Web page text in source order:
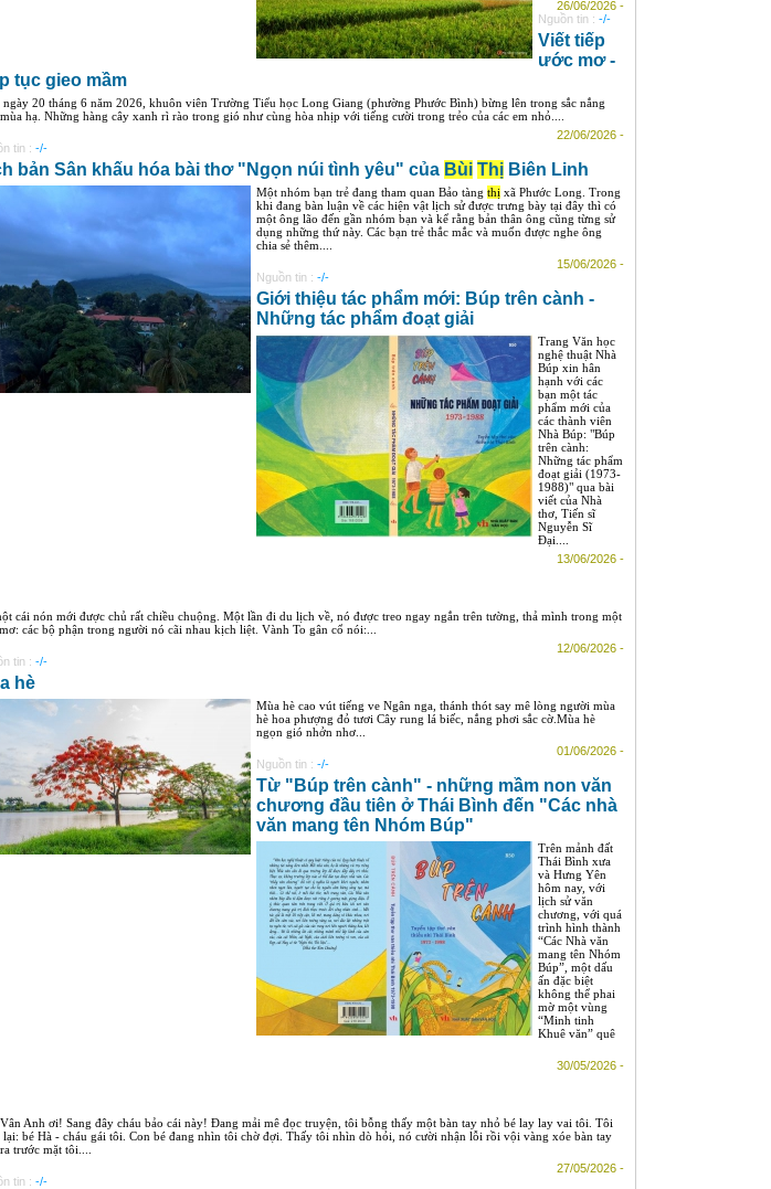
26/06/2026 -
Nguồn tin : -/-
Viết tiếp
ước mơ -
tục gieo mầm
ngày 20 tháng 6 năm 2026, khuôn viên Trường Tiểu học Long Giang (phường Phước Bình) bừng lên trong sắc nắng
hạ. Những hàng cây xanh rì rào trong gió như cùng hòa nhịp với tiếng cười trong trẻo của các em nhỏ....
22/06/2026 -
tin : -/-
bản Sân khấu hóa bài thơ "Ngọn núi tình yêu" của Bùi Thị Biên Linh
Một nhóm bạn trẻ đang tham quan Bảo tàng thị xã Phước Long. Trong
khi đang bàn luận về các hiện vật lịch sử được trưng bày tại đây thì có
một ông lão đến gần nhóm bạn và kể rằng bản thân ông cũng từng sử
dụng những thứ này. Các bạn trẻ thắc mắc và muốn được nghe ông
chia sẻ thêm....
15/06/2026 -
Nguồn tin : -/-
Giới thiệu tác phẩm mới: Búp trên cành -
Những tác phẩm đoạt giải
Trang Văn học
nghệ thuật Nhà
Búp xin hân
hạnh với các
bạn một tác
phẩm mới của
các thành viên
Nhà Búp: "Búp
trên cành:
Những tác phẩm
đoạt giải (1973-
1988)" qua bài
viết của Nhà
thơ, Tiến sĩ
Nguyễn Sĩ
Đại....
13/06/2026 -
cái nón mới được chủ rất chiều chuộng. Một lần đi du lịch về, nó được treo ngay ngắn trên tường, thả mình trong một
các bộ phận trong người nó cãi nhau kịch liệt. Vành To gân cổ nói:...
12/06/2026 -
tin : -/-
hè
Mùa hè cao vút tiếng ve Ngân nga, thánh thót say mê lòng người mùa
hè hoa phượng đỏ tươi Cây rung lá biếc, nắng phơi sắc cờ.Mùa hè
ngọn gió nhởn nhơ...
01/06/2026 -
Nguồn tin : -/-
Từ "Búp trên cành" - những mầm non văn
chương đầu tiên ở Thái Bình đến "Các nhà
văn mang tên Nhóm Búp"
Trên mảnh đất
Thái Bình xưa
và Hưng Yên
hôm nay, với
lịch sử văn
chương, với quá
trình hình thành
“Các Nhà văn
mang tên Nhóm
Búp”, một dấu
ấn đặc biệt
không thể phai
mờ một vùng
“Minh tinh
Khuê văn” quê
30/05/2026 -
Anh ơi! Sang đây cháu bảo cái này! Đang mải mê đọc truyện, tôi bỗng thấy một bàn tay nhỏ bé lay lay vai tôi. Tôi
lại: bé Hà - cháu gái tôi. Con bé đang nhìn tôi chờ đợi. Thấy tôi nhìn dò hỏi, nó cười nhận lỗi rồi vội vàng xóe bàn tay
trước mặt tôi....
27/05/2026 -
tin : -/-